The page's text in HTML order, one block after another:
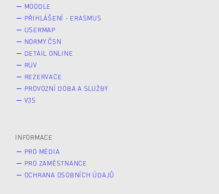
MOODLE
PŘIHLÁŠENÍ - ERASMUS
USERMAP
NORMY ČSN
DETAIL ONLINE
RUV
REZERVACE
PROVOZNÍ DOBA A SLUŽBY
V3S
INFORMACE
PRO MÉDIA
PRO ZAMĚSTNANCE
OCHRANA OSOBNÍCH ÚDAJŮ